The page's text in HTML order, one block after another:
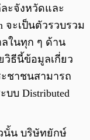
ะจังหวัดและ
จะเป็นตัวรวบรวม
ในทุก ๆ ด้าน
วิธีนี้ข้อมูลเกี่ยว
ชาชนสามารถ
บบ Distributed
นั้น บริษัทยักษ์